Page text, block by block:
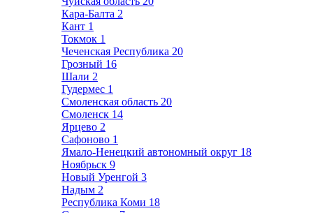
Кара-Балта 2
Кант 1
Токмок 1
Чеченская Республика 20
Грозный 16
Шали 2
Гудермес 1
Смоленская область 20
Смоленск 14
Ярцево 2
Сафоново 1
Ямало-Ненецкий автономный округ 18
Ноябрьск 9
Новый Уренгой 3
Надым 2
Республика Коми 18